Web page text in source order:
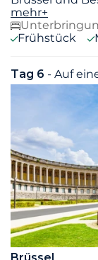
mehr+
Frühstück
Tag 6 - Auf